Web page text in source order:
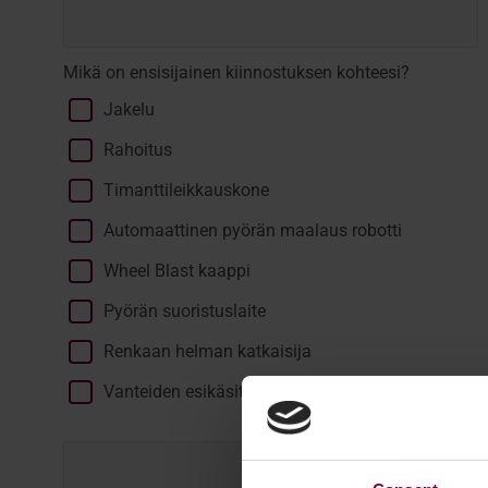
Mikä on ensisijainen kiinnostuksen kohteesi?
Jakelu
Rahoitus
Timanttileikkauskone
Automaattinen pyörän maalaus robotti
Wheel Blast kaappi
Pyörän suoristuslaite
Renkaan helman katkaisija
Vanteiden esikäsittely- ja ruiskutusosastot